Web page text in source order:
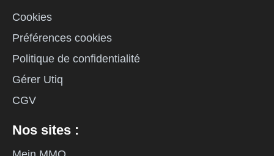
Cookies
Préférences cookies
Politique de confidentialité
Gérer Utiq
CGV
Nos sites :